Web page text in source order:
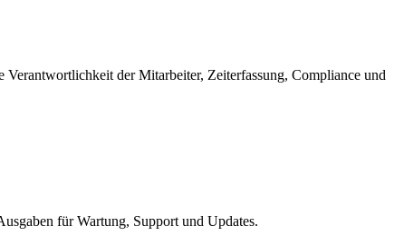
Verantwortlichkeit der Mitarbeiter, Zeiterfassung, Compliance und
für Wartung, Support und Updates.